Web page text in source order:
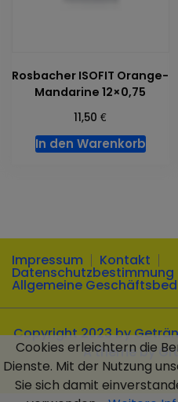
Rosbacher ISOFIT Orange-
Mandarine 12×0,75
11,50€
In den Warenkorb
Impressum Kontakt
Datenschutzbestimmung
Allgemeine
Copyright 2023 by
A theme by
Cookies erleichtern die
Dienste. Mit der Nutzung
Sie sich damit